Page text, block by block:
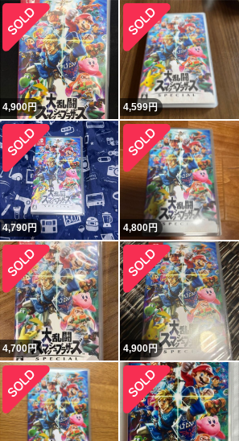
4,900円 4,599円
4,790円 4,800円
4,700円 4,900円